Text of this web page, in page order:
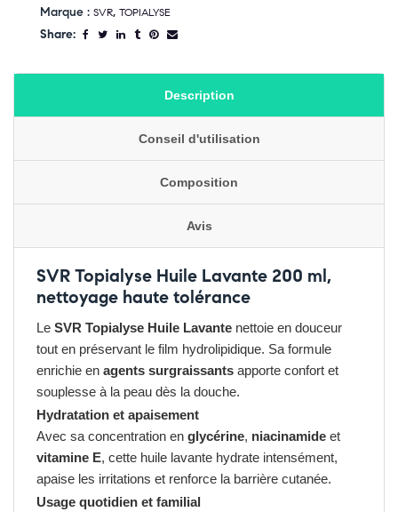
Marque : SVR, TOPIALYSE
Share:
Description
Conseil d'utilisation
Composition
Avis
SVR Topialyse Huile Lavante 200 ml,
nettoyage haute tolérance
Le SVR Topialyse Huile Lavante nettoie en douceur
tout en préservant le film hydrolipidique. Sa formule
enrichie en agents surgraissants apporte confort et
souplesse à la peau dès la douche.
Hydratation et apaisement
Avec sa concentration en glycérine, niacinamide et
vitamine E, cette huile lavante hydrate intensément,
apaise les irritations et renforce la barrière cutanée.
Usage quotidien et familial